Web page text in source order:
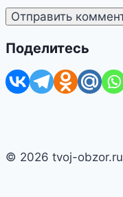
Поделитесь
© 2026 tvoj-obzor.ru